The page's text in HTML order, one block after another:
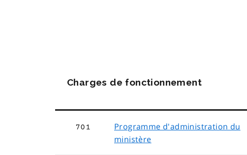
Charges de fonctionnement
701
Programme d'administration du
ministère